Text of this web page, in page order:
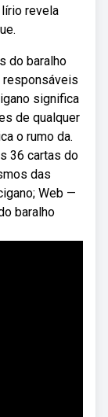
revela
do baralho
responsáveis
significa
de qualquer
o rumo da.
36 cartas do
das
Web —
baralho